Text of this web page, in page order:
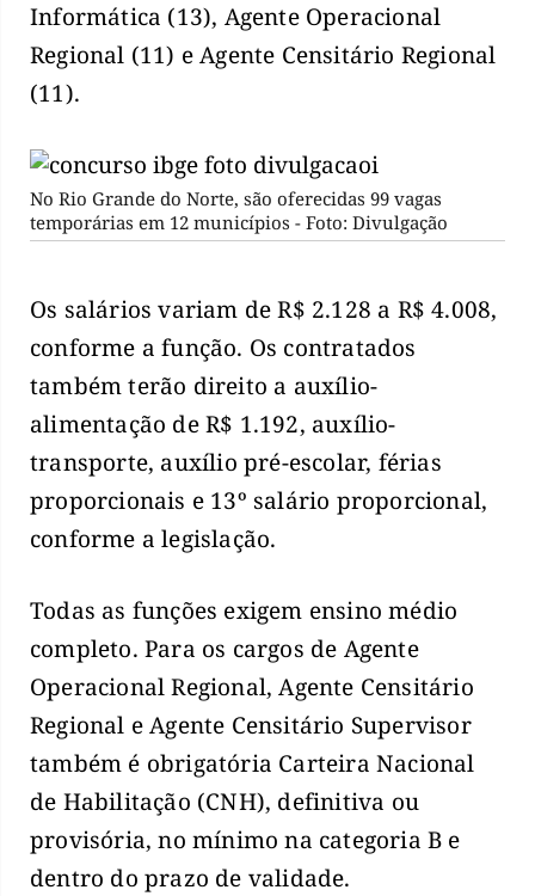
Informática (13), Agente Operacional
Regional (11) e Agente Censitário Regional
(11).
No Rio Grande do Norte, são oferecidas 99 vagas
temporárias em 12 municípios - Foto: Divulgação
Os salários variam de R$ 2.128 a R$ 4.008,
conforme a função. Os contratados
também terão direito a auxílio-
alimentação de R$ 1.192, auxílio-
transporte, auxílio pré-escolar, férias
proporcionais e 13º salário proporcional,
conforme a legislação.
Todas as funções exigem ensino médio
completo. Para os cargos de Agente
Operacional Regional, Agente Censitário
Regional e Agente Censitário Supervisor
também é obrigatória Carteira Nacional
de Habilitação (CNH), definitiva ou
provisória, no mínimo na categoria B e
dentro do prazo de validade.